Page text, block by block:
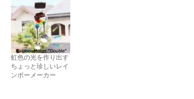
虹色の光を作り出す
ちょっと珍しいレイ
ンボーメーカー